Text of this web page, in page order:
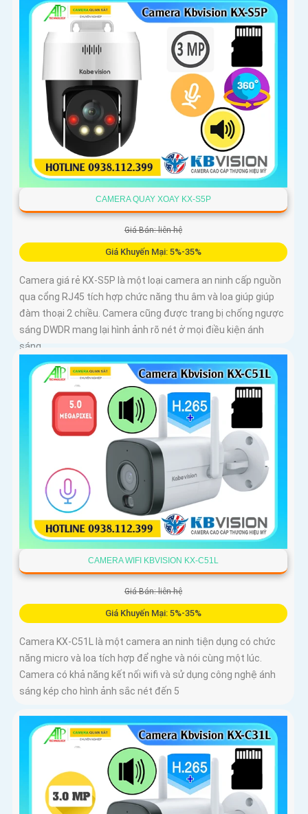
CAMERA QUAY XOAY KX-S5P
Giá Bán: liên hệ
Giá Khuyến Mại: 5%-35%
Camera giá rẻ KX-S5P là một loại camera an ninh cấp nguồn
qua cổng RJ45 tích hợp chức năng thu âm và loa giúp giúp
đàm thoại 2 chiều. Camera cũng được trang bị chống ngược
sáng DWDR mang lại hình ảnh rõ nét ở mọi điều kiện ánh
sáng
CAMERA WIFI KBVISION KX-C51L
Giá Bán: liên hệ
Giá Khuyến Mại: 5%-35%
Camera KX-C51L là một camera an ninh tiện dụng có chức
năng micro và loa tích hợp để nghe và nói cùng một lúc.
Camera có khả năng kết nối wifi và sử dụng công nghệ ánh
sáng kép cho hình ảnh sắc nét đến 5